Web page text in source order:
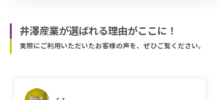
井澤産業が選ばれる理由がここに！
実際にご利用いただいたお客様の声を、ぜひご覧ください。